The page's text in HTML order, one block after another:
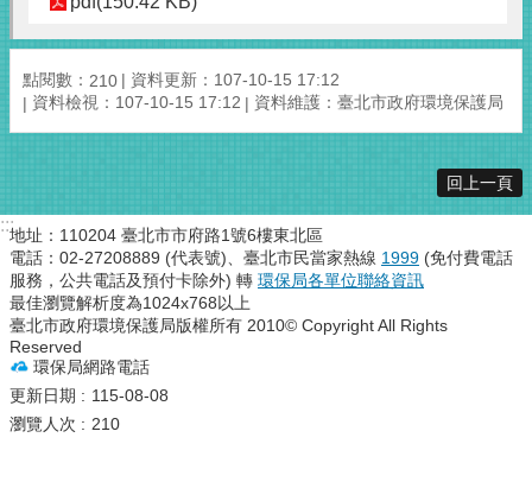
點閱數： 210
資料更新：107-10-15 17:12
資料檢視：107-10-15 17:12
資料維護：臺北市政府環境保護局
回上一頁
:::地址：110204 臺北市市府路1號6樓東北區
電話：02-27208889 (代表號)、臺北市民當家熱線 1999 (免付費電話
服務，公共電話及預付卡除外) 轉 環保局各單位聯絡資訊
最佳瀏覽解析度為1024x768以上
臺北市政府環境保護局版權所有 2010© Copyright All Rights
Reserved
環保局網路電話
更新日期
115-08-08
瀏覽人次
210